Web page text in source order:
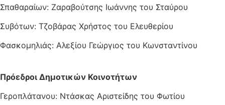
Σπαθαραίων: Ζαραβούτσης Ιωάννης του Σταύρου
Συβότων: Τζοβάρας Χρήστος του Ελευθερίου
Φασκομηλιάς: Αλεξίου Γεώργιος του Κωνσταντίνου
Πρόεδροι Δημοτικών Κοινοτήτων
Γεροπλάτανου: Ντάσκας Αριστείδης του Φωτίου